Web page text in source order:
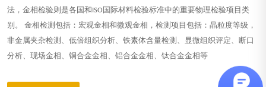
法，金相检验则是各国和ISO国际材料检验标准中的重要物理检验项目类
别。 金相检测包括：宏观金相和微观金相，检测项目包括：晶粒度等级，
非金属夹杂检测、低倍组织分析、铁素体含量检测、显微组织评定、断口
分析、现场金相、铜合金金相、铝合金金相、钛合金金相等